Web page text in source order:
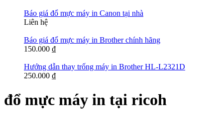
Báo giá đổ mực máy in Canon tại nhà
Liên hệ
Báo giá đổ mực máy in Brother chính hãng
150.000 ₫
Hướng dẫn thay trống máy in Brother HL-L2321D
250.000 ₫
đổ mực máy in tại ricoh